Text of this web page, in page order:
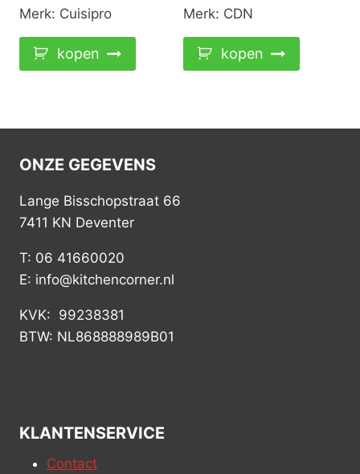
Merk: Cuisipro
kopen
Merk: CDN
kopen
ONZE GEGEVENS
Lange Bisschopstraat 66
7411 KN Deventer
T: 06 41660020
E: info@kitchencorner.nl
KVK: 99238381
BTW: NL868888989B01
KLANTENSERVICE
Contact